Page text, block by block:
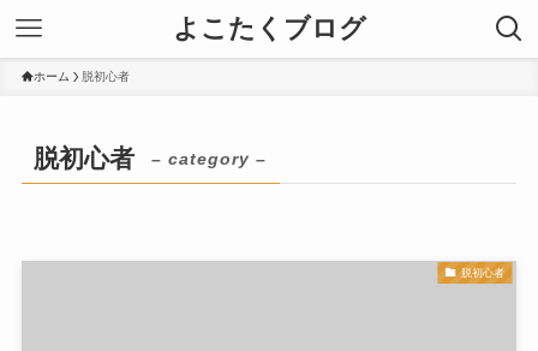
よこたくブログ
ホーム 脱初心者
脱初心者 – category –
脱初心者